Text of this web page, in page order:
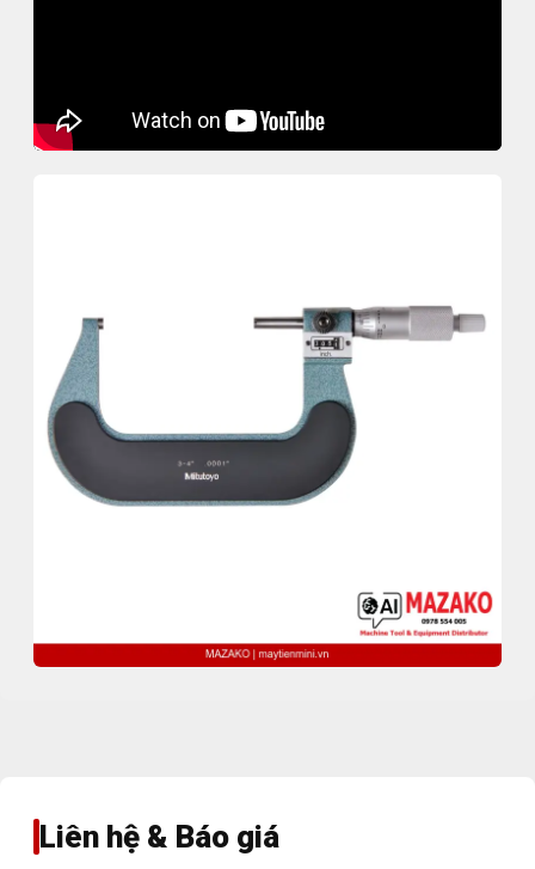
Liên hệ & Báo giá